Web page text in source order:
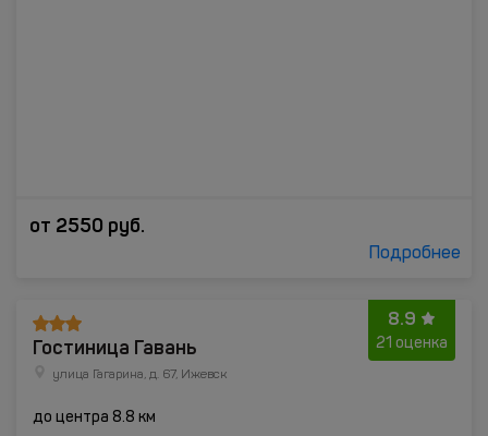
от 2550 руб.
Подробнее
8.9
21 оценка
Гостиница Гавань
улица Гагарина, д. 67, Ижевск
до центра 8.8 км